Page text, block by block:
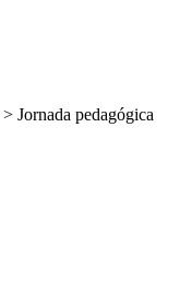
> Jornada pedagógica